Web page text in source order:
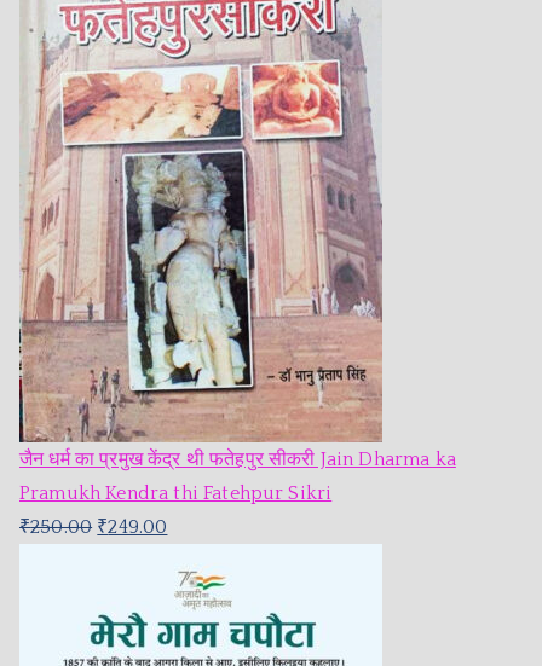
जैन धर्म का प्रमुख केंद्र थी फतेहपुर सीकरी Jain Dharma ka
Pramukh Kendra thi Fatehpur Sikri
₹250.00 ₹249.00